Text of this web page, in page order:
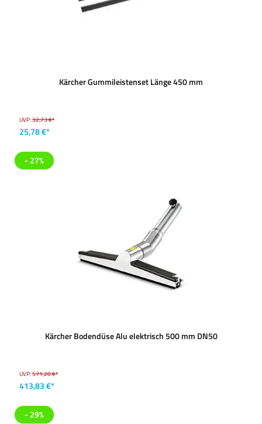
Kärcher Gummileistenset Länge 450 mm
UVP:32,73 €*
25,78 €*
- 27%
Kärcher Bodendüse Alu elektrisch 500 mm DN50
UVP:571,20 €*
413,83 €*
- 29%